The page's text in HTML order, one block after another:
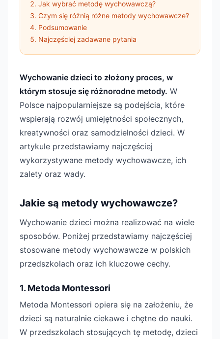
Jak wybrać metodę wychowawczą?
Czym się różnią różne metody wychowawcze?
Podsumowanie
Najczęściej zadawane pytania
Wychowanie dzieci to złożony proces, w
którym stosuje się różnorodne metody. W
Polsce najpopularniejsze są podejścia, które
wspierają rozwój umiejętności społecznych,
kreatywności oraz samodzielności dzieci. W
artykule przedstawiamy najczęściej
wykorzystywane metody wychowawcze, ich
zalety oraz wady.
Jakie są metody wychowawcze?
Wychowanie dzieci można realizować na wiele
sposobów. Poniżej przedstawiamy najczęściej
stosowane metody wychowawcze w polskich
przedszkolach oraz ich kluczowe cechy.
1. Metoda Montessori
Metoda Montessori opiera się na założeniu, że
dzieci są naturalnie ciekawe i chętne do nauki.
W przedszkolach stosujących tę metodę, dzieci